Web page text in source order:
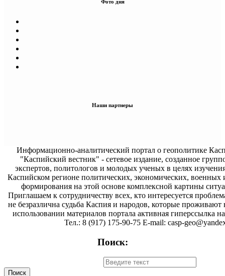
Фото дня
Наши партнеры
Информационно-аналитический портал о геополитике
"Каспийский вестник" - сетевое издание, созданное
экспертов, политологов и молодых ученых в целях
Каспийском регионе политических, экономических, военных
формирования на этой основе комплексной картины
Приглашаем к сотрудничеству всех, кто интересуется
не безразлична судьба Каспия и народов, которые проживают
использовании материалов портала активная гиперссылка на
Тел.: 8 (917) 175-90-75 E-mail: casp-
Поиск: